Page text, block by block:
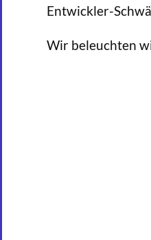
Entwickler-
Wir beleuchten